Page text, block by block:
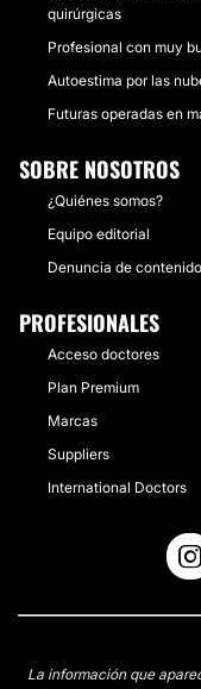
quirúrgicas
Profesional con muy
Autoestima por las
Futuras operadas en
SOBRE NOSOTROS
¿Quiénes somos?
Equipo editorial
Denuncia de contenido
PROFESIONALES
Acceso doctores
Plan Premium
Marcas
Suppliers
International Doctors
La información que